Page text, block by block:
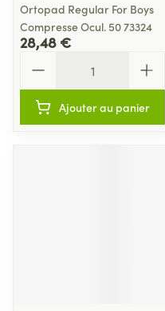
Ortopad Regular For Boys
Compresse Ocul. 50 73324
28,48 €
Ajouter au panier